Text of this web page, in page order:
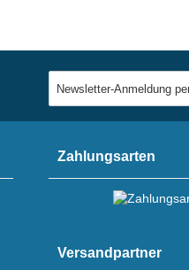
Zahlungsarten
Versandpartner